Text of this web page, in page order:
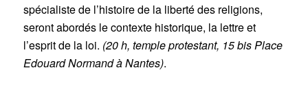
spécialiste de l’histoire de la liberté des religions,
seront abordés le contexte historique, la lettre et
l’esprit de la loi. (20 h, temple protestant, 15 bis Place
Edouard Normand à Nantes).